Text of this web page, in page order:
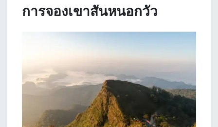
การจองเขาสันหนอกวัว